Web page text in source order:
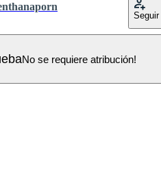
Seguir
No se requiere atribución!